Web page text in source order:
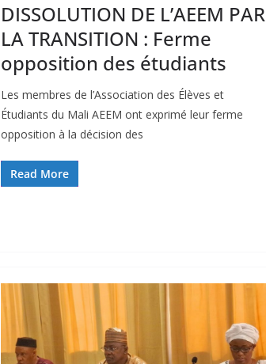
DISSOLUTION DE L’AEEM PAR
LA TRANSITION : Ferme
opposition des étudiants
Les membres de l’Association des Élèves et
Étudiants du Mali AEEM ont exprimé leur ferme
opposition à la décision des
Read More